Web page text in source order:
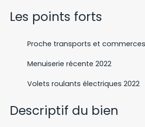
Les points forts
Proche transports et
Menuiserie récente 2022
Volets roulants électriques 2022
Descriptif du bien